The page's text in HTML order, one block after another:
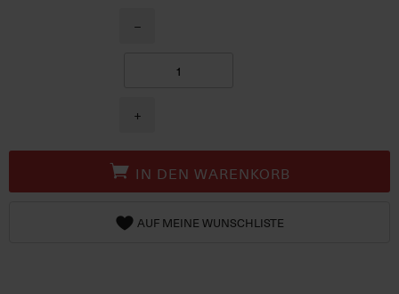
−
+
IN DEN WARENKORB
AUF MEINE WUNSCHLISTE